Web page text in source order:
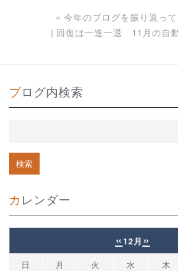
« 今年のブログを振り返って
回復は一進一退 11月の自
ブログ内検索
カレンダー
« 12月 »
日 月 火 水 木